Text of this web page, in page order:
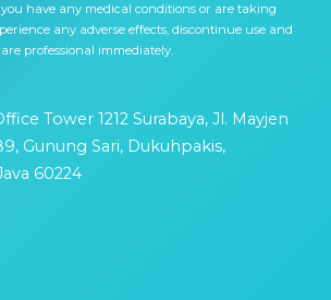
have any medical conditions or are taking
any adverse effects, discontinue use and
professional immediately.
Tower 1212 Surabaya, Jl. Mayjen
Gunung Sari, Dukuhpakis,
60224